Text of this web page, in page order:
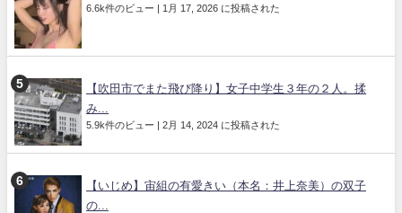
6.6k件のビュー | 1月 17, 2026 に投稿された
【吹田市でまた飛び降り】女子中学生３年の２人。揉
み...
5.9k件のビュー | 2月 14, 2024 に投稿された
【いじめ】宙組の有愛きい（本名：井上奈美）の双子
の...